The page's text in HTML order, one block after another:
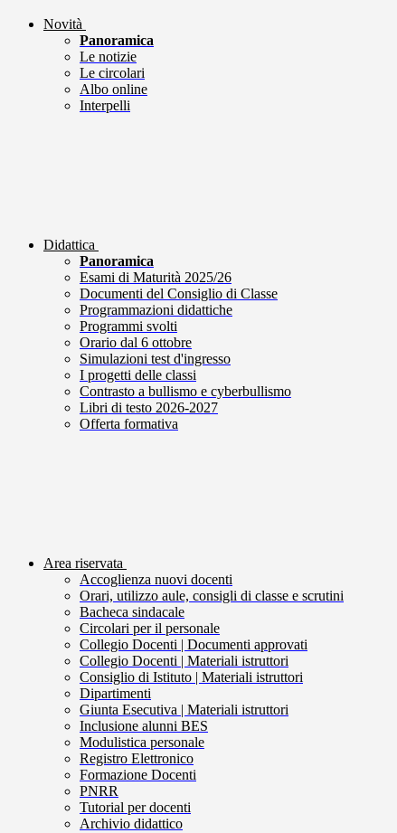
Novità
Panoramica
Le notizie
Le circolari
Albo online
Interpelli
Didattica
Panoramica
Esami di Maturità 2025/26
Documenti del Consiglio di Classe
Programmazioni didattiche
Programmi svolti
Orario dal 6 ottobre
Simulazioni test d'ingresso
I progetti delle classi
Contrasto a bullismo e cyberbullismo
Libri di testo 2026-2027
Offerta formativa
Area riservata
Accoglienza nuovi docenti
Orari, utilizzo aule, consigli di classe e scrutini
Bacheca sindacale
Circolari per il personale
Collegio Docenti | Documenti approvati
Collegio Docenti | Materiali istruttori
Consiglio di Istituto | Materiali istruttori
Dipartimenti
Giunta Esecutiva | Materiali istruttori
Inclusione alunni BES
Modulistica personale
Registro Elettronico
Formazione Docenti
PNRR
Tutorial per docenti
Archivio didattico